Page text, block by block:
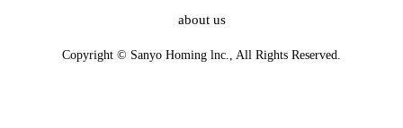
about us
Copyright © Sanyo Homing lnc., All Rights Reserved.